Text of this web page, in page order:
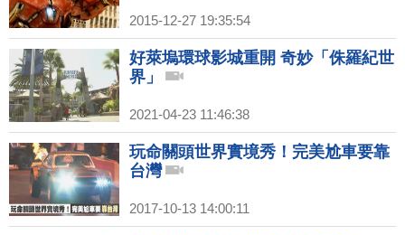
2015-12-27 19:35:54
好萊塢環球影城重開 奇妙「侏羅紀世
界」
2021-04-23 11:46:38
玩命關頭世界實境秀！完美尬車要靠
台灣
2017-10-13 14:00:11